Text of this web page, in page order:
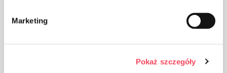
Marketing
Pokaż szczegóły
O produto destina-se ao contato com alimentos, não